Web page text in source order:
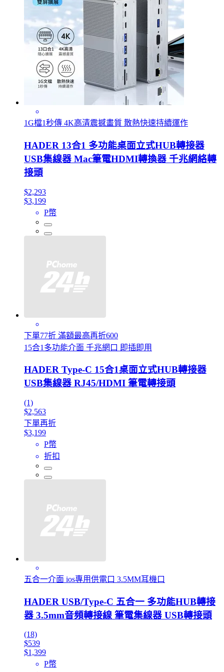
1G檔1秒傳 4K高清震撼畫質 散熱快速持續運作
HADER 13合1 多功能桌面立式HUB轉接器
USB集線器 Mac筆電HDMI轉換器 千兆網絡轉
接頭
$2,293
$3,199
P幣
下單77折 滿額最高再折600
15合1多功能介面 千兆網口 即插即用
HADER Type-C 15合1桌面立式HUB轉接器
USB集線器 RJ45/HDMI 筆電轉接頭
(1)
$2,563
下單再折
$3,199
P幣
折扣
五合一介面 ios專用供電口 3.5MM耳機口
HADER USB/Type-C 五合一 多功能HUB轉接
器 3.5mm音頻轉接線 筆電集線器 USB轉接頭
(18)
$539
$1,399
P幣